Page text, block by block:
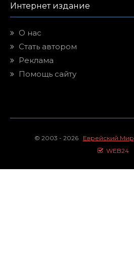
Интернет издание
О нас
Стать автором
Реклама
Помощь сайту
© 2003 - 2026 Еврейский Мир
WEB24